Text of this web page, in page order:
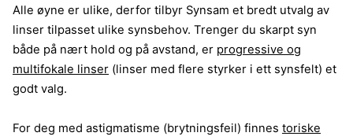
Alle øyne er ulike, derfor tilbyr Synsam et bredt utvalg av
linser tilpasset ulike synsbehov. Trenger du skarpt syn
både på nært hold og på avstand, er progressive og
multifokale linser (linser med flere styrker i ett synsfelt) et
godt valg.
For deg med astigmatisme (brytningsfeil) finnes toriske